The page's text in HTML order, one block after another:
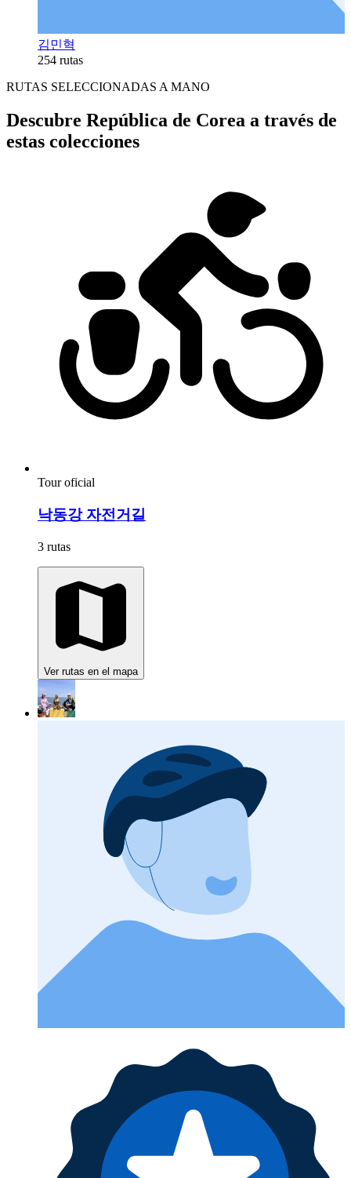
김민혁
254 rutas
RUTAS SELECCIONADAS A MANO
Descubre República de Corea a través de
estas colecciones
Tour oficial
낙동강 자전거길
3 rutas
Ver rutas en el mapa